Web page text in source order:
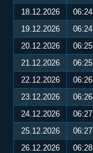
18.12.2026
06:24
19.12.2026
06:24
20.12.2026
06:25
21.12.2026
06:25
22.12.2026
06:26
23.12.2026
06:26
24.12.2026
06:27
25.12.2026
06:27
26.12.2026
06:28